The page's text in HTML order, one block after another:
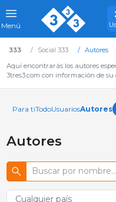
Menú
333 Social 333
Autores
Aquí encontrarás los autores
3tres3.com con información de
Para tiTodoUsuariosAutores
Autores